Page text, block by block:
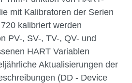
mit Kalibratoren der Serien
kalibriert werden
PV-, SV-, TV-, QV- und
HART Variablen
Aktualisierungen der
(DD - Device